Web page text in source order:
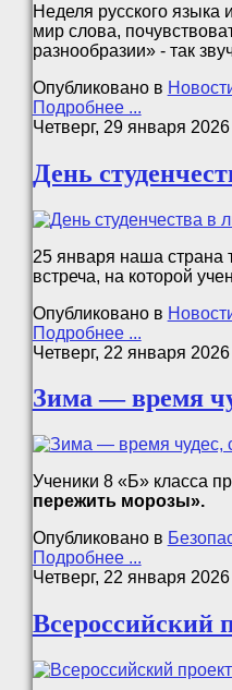
Неделя русского языка
мир слова,
разнообразии» - так
Опубликовано в
Подробнее ...
Четверг, 29 января
День
25 января наша страна
встреча, на которой
Опубликовано в
Подробнее ...
Четверг, 22 января
Зима — время
Ученики 8 «Б» класса
пережить морозы».
Опубликовано в
Подробнее ...
Четверг, 22 января
Всероссийский